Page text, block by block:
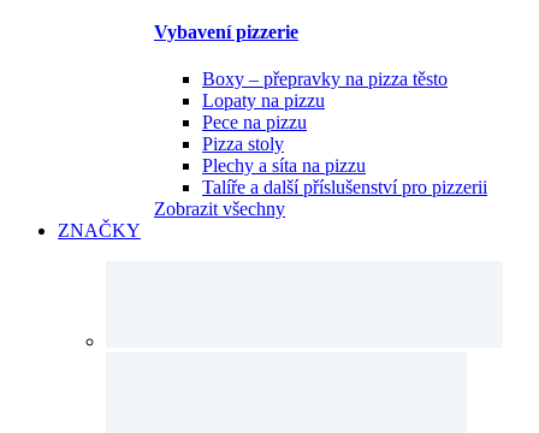
Vybavení pizzerie
Boxy – přepravky na pizza těsto
Lopaty na pizzu
Pece na pizzu
Pizza stoly
Plechy a síta na pizzu
Talíře a další příslušenství pro pizzerii
Zobrazit všechny
ZNAČKY